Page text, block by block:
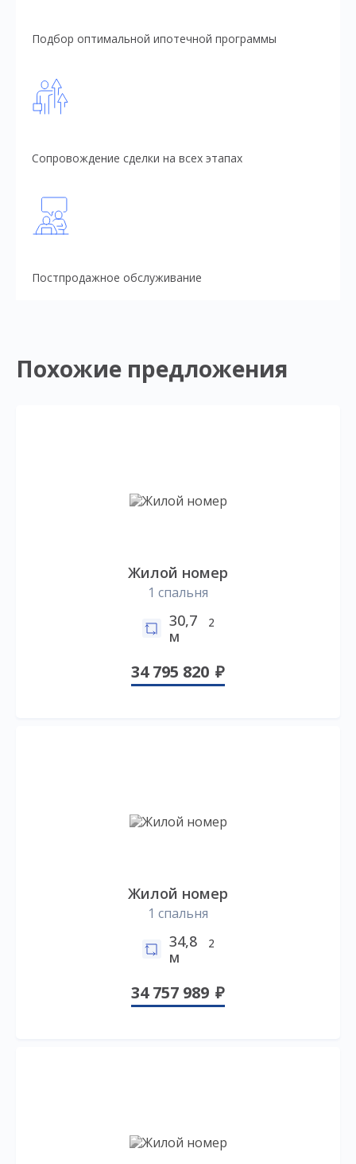
Подбор оптимальной ипотечной программы
Сопровождение сделки на всех этапах
Постпродажное обслуживание
Похожие предложения
Жилой номер
1 спальня
30,7
м
2
34 795 820
Жилой номер
1 спальня
34,8
м
2
34 757 989